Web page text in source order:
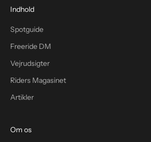
Indhold
Spotguide
Freeride DM
Vejrudsigter
Riders Magasinet
Artikler
Om os